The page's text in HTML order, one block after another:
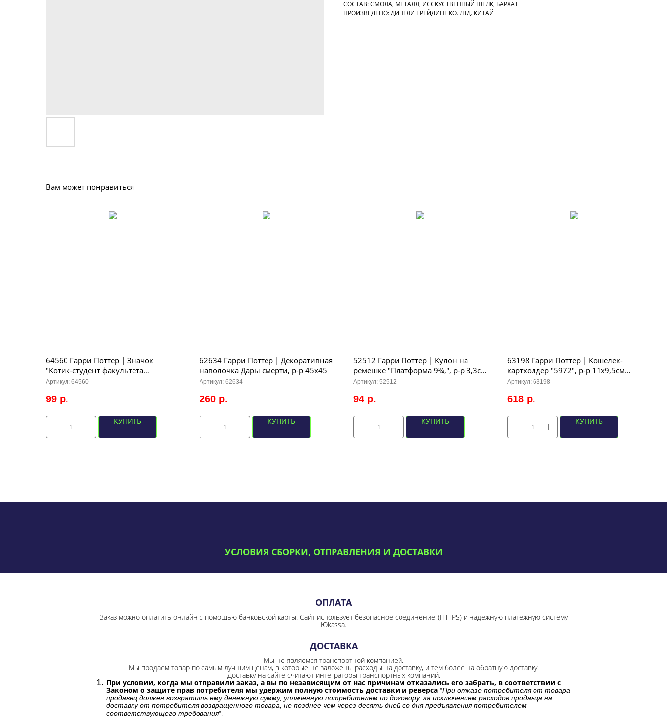
СОСТАВ: СМОЛА, МЕТАЛЛ, ИССКУСТВЕННЫЙ ШЕЛК, БАРХАТ
ПРОИЗВЕДЕНО: ДИНГЛИ ТРЕЙДИНГ КО. ЛТД. КИТАЙ
Вам может понравиться
64560 Гарри Поттер | Значок
"Котик-студент факультета
Гриффиндор", р-р 3,6х2,8см
Артикул: 64560
99 р.
КУПИТЬ
62634 Гарри Поттер | Декоративная
наволочка Дары смерти, р-р 45х45
Артикул: 62634
260 р.
КУПИТЬ
52512 Гарри Поттер | Кулон на
ремешке "Платформа 9¾,", р-р 3,3см
(античное серебро)
Артикул: 52512
94 р.
КУПИТЬ
63198 Гарри Поттер | Кошелек-
картхолдер "5972", р-р 11х9,5см
(красный) В424
Артикул: 63198
618 р.
КУПИТЬ
УСЛОВИЯ СБОРКИ, ОТПРАВЛЕНИЯ И ДОСТАВКИ
ОПЛАТА
Заказ можно оплатить онлайн с помощью банковской карты. Сайт использует безопасное соединение (HTTPS) и надежную платежную систему
Юkassa.
ДОСТАВКА
Мы не являемся транспортной компанией.
Мы продаем товар по самым лучшим ценам, в которые не заложены расходы на доставку, и тем более на обратную доставку.
Доставку на сайте считают интеграторы транспортных компаний.
При условии, когда мы отправили заказ, а вы по независящим от нас причинам отказались его забрать, в соответствии с
Законом о защите прав потребителя мы удержим полную стоимость доставки и реверса "При отказе потребителя от товара
продавец должен возвратить ему денежную сумму, уплаченную потребителем по договору, за исключением расходов продавца на
доставку от потребителя возвращенного товара, не позднее чем через десять дней со дня предъявления потребителем
соответствующего требования".